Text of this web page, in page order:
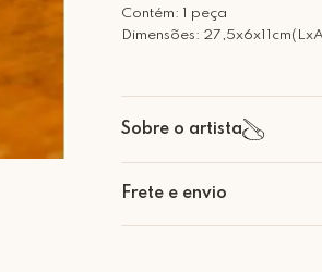
Contém: 1 peça
Dimensões:
Sobre o artista
Frete e envio